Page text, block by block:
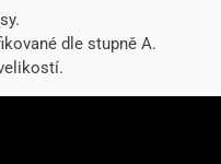
dle stupně A.